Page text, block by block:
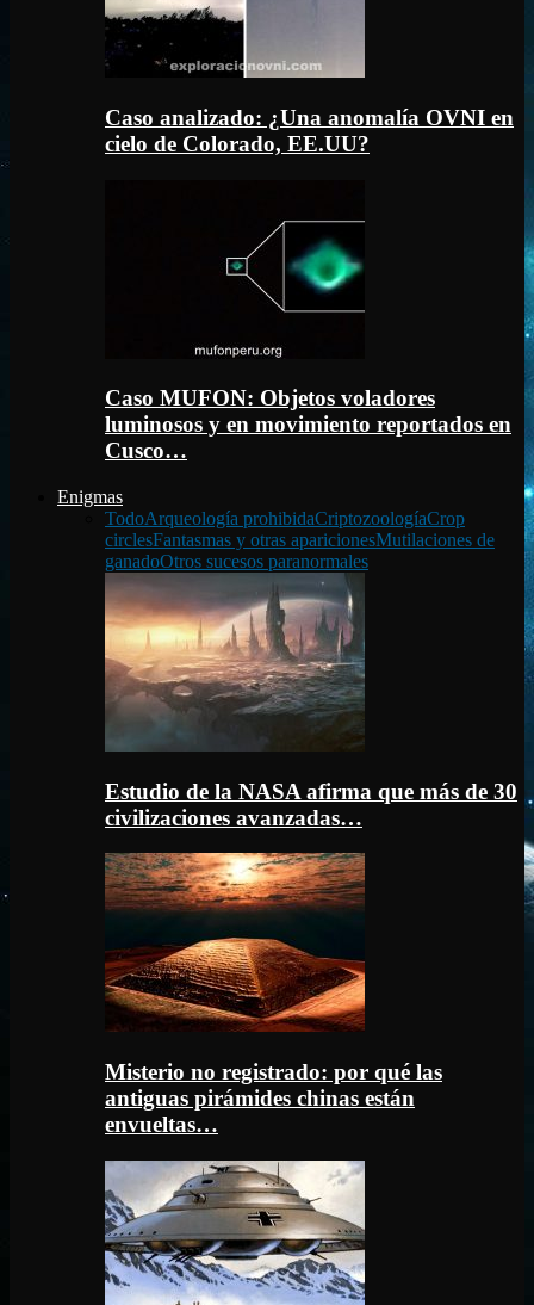
Caso analizado: ¿Una anomalía OVNI en
cielo de Colorado, EE.UU?
Caso MUFON: Objetos voladores
luminosos y en movimiento reportados en
Cusco…
Enigmas
TodoArqueología prohibidaCriptozoologíaCrop
circlesFantasmas y otras aparicionesMutilaciones de
ganadoOtros sucesos paranormales
Estudio de la NASA afirma que más de 30
civilizaciones avanzadas…
Misterio no registrado: por qué las
antiguas pirámides chinas están
envueltas…